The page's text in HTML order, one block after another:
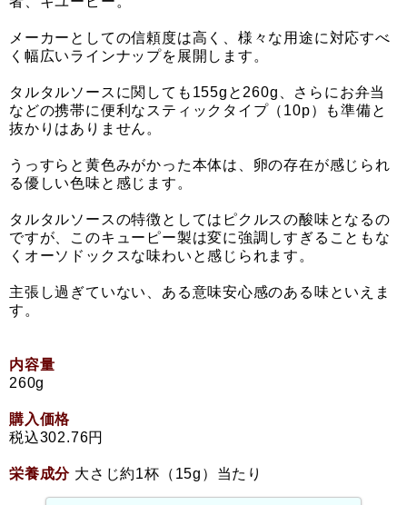
メーカーとしての信頼度は高く、様々な用途に対応すべ
く幅広いラインナップを展開します。
タルタルソースに関しても155gと260g、さらにお弁当
などの携帯に便利なスティックタイプ（10p）も準備と
抜かりはありません。
うっすらと黄色みがかった本体は、卵の存在が感じられ
る優しい色味と感じます。
タルタルソースの特徴としてはピクルスの酸味となるの
ですが、このキューピー製は変に強調しすぎることもな
くオーソドックスな味わいと感じられます。
主張し過ぎていない、ある意味安心感のある味といえま
す。
内容量
260g
購入価格
税込302.76円
栄養成分 大さじ約1杯（15g）当たり